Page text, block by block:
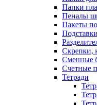
Папки
Пеналы
Пакеты
Скрепки,
Сменные
Счетные
Тетради